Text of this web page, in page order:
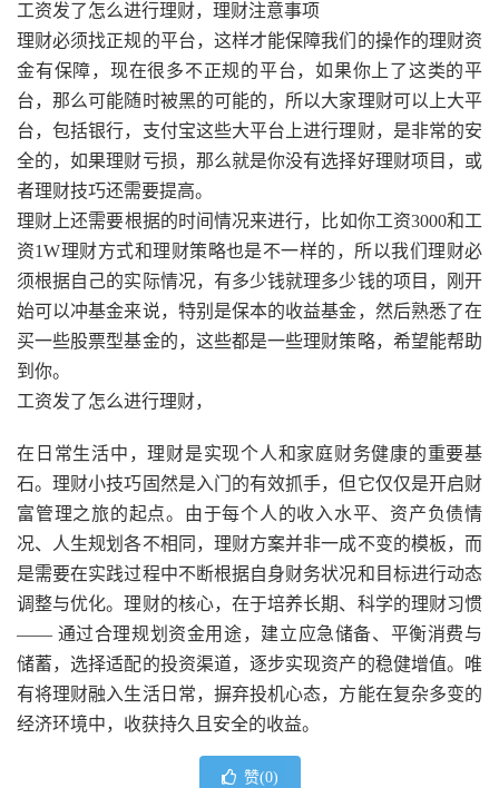
工资发了怎么进行理财，理财注意事项
理财必须找正规的平台，这样才能保障我们的操作的理财资
金有保障，现在很多不正规的平台，如果你上了这类的平
台，那么可能随时被黑的可能的，所以大家理财可以上大平
台，包括银行，支付宝这些大平台上进行理财，是非常的安
全的，如果理财亏损，那么就是你没有选择好理财项目，或
者理财技巧还需要提高。
理财上还需要根据的时间情况来进行，比如你工资3000和工
资1W理财方式和理财策略也是不一样的，所以我们理财必
须根据自己的实际情况，有多少钱就理多少钱的项目，刚开
始可以冲基金来说，特别是保本的收益基金，然后熟悉了在
买一些股票型基金的，这些都是一些理财策略，希望能帮助
到你。
工资发了怎么进行理财，
在日常生活中，理财是实现个人和家庭财务健康的重要基
石。理财小技巧固然是入门的有效抓手，但它仅仅是开启财
富管理之旅的起点。由于每个人的收入水平、资产负债情
况、人生规划各不相同，理财方案并非一成不变的模板，而
是需要在实践过程中不断根据自身财务状况和目标进行动态
调整与优化。理财的核心，在于培养长期、科学的理财习惯
—— 通过合理规划资金用途，建立应急储备、平衡消费与
储蓄，选择适配的投资渠道，逐步实现资产的稳健增值。唯
有将理财融入生活日常，摒弃投机心态，方能在复杂多变的
经济环境中，收获持久且安全的收益。
赞(0)